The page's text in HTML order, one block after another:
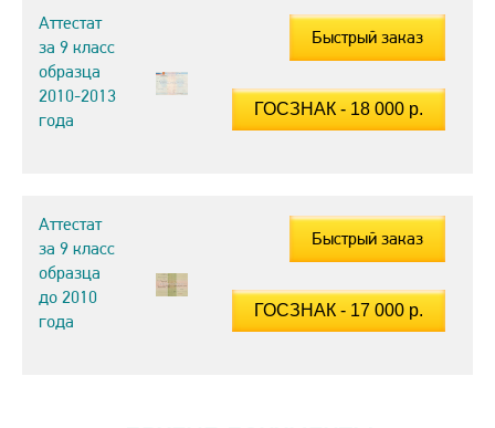
Аттестат
за 9 класс
образца
2010-2013
года
Быстрый заказ
Аттестат
за 9 класс
образца
до 2010
года
Быстрый заказ